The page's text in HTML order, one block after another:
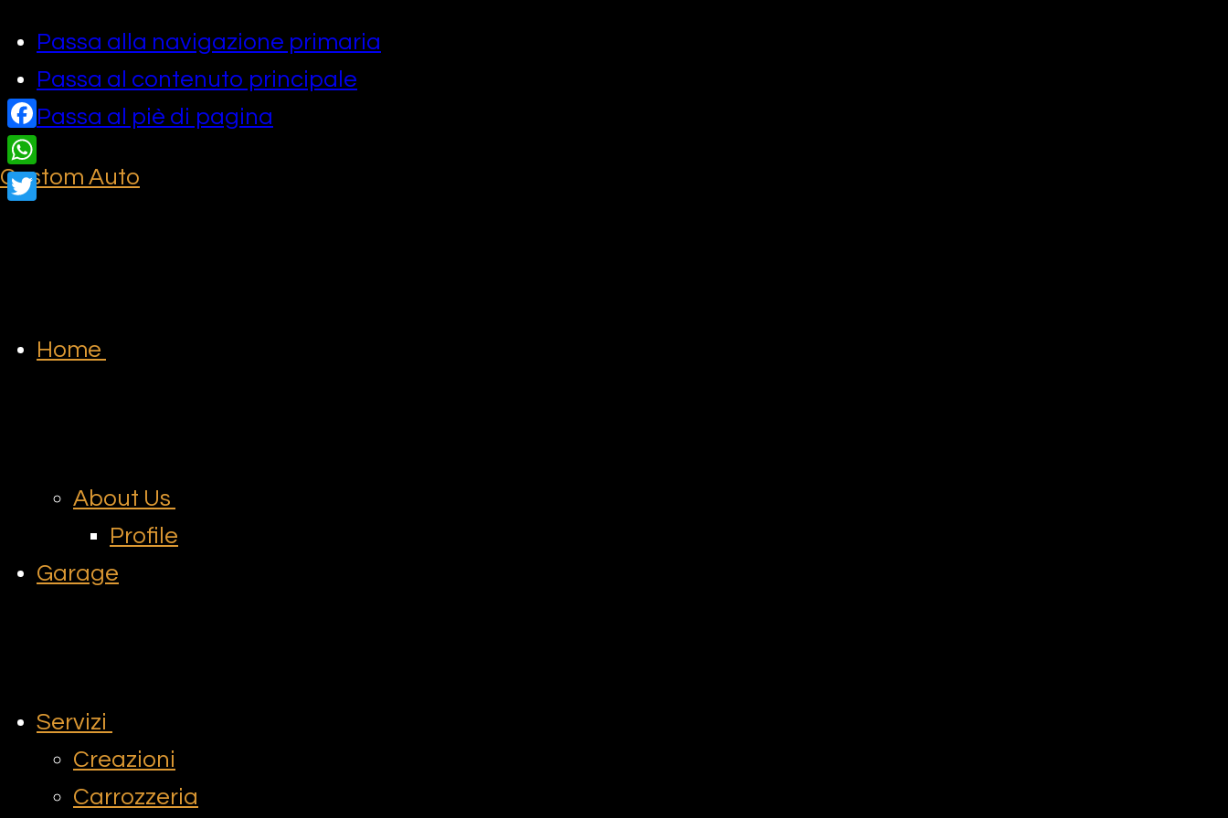
Passa alla navigazione primaria
Passa al contenuto principale
Passa al piè di pagina
Custom Auto
Home
About Us
Profile
Garage
Servizi
Creazioni
Carrozzeria
Facebook
WhatsApp